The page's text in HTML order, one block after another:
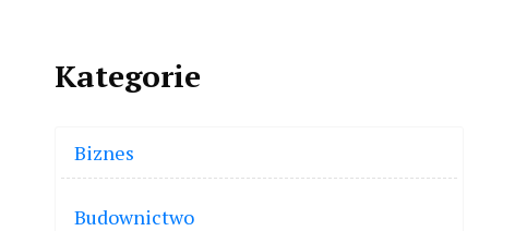
Kategorie
Biznes
Budownictwo